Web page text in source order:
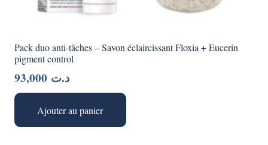
Pack duo anti-tâches – Savon éclaircissant Floxia + Eucerin
pigment control
د.ت
Ajouter au panier